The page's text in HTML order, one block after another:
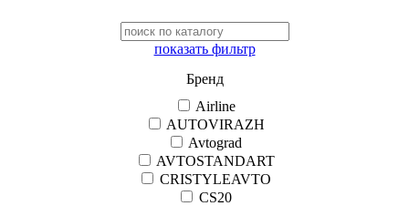
показать фильтр
Бренд
Airline
AUTOVIRAZH
Avtograd
AVTOSTANDART
CRISTYLEAVTO
CS20